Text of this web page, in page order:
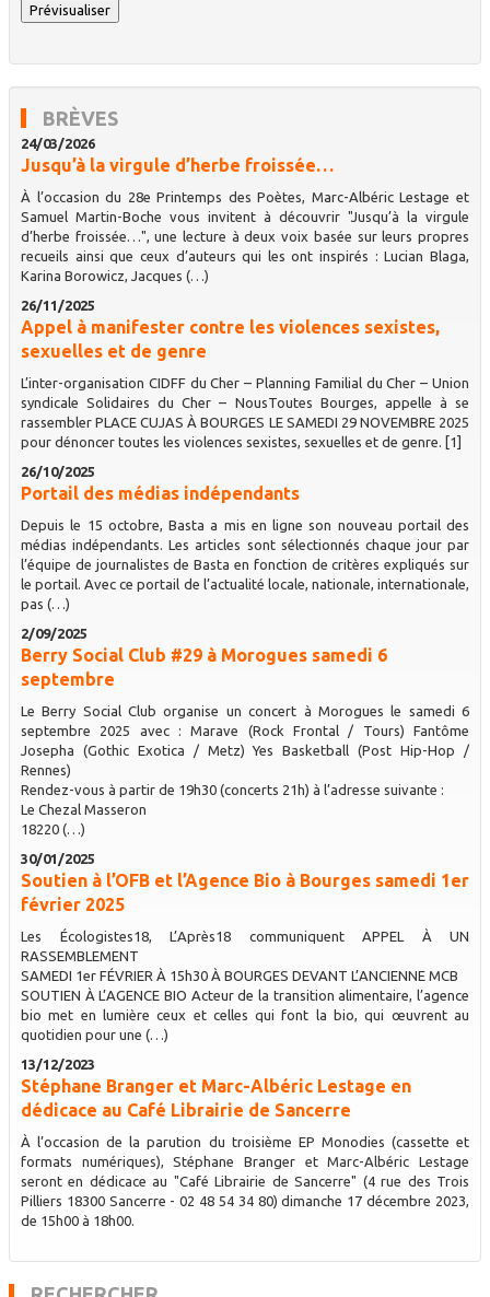
BRÈVES
24/03/2026
Jusqu’à la virgule d’herbe froissée…
À l’occasion du 28e Printemps des Poètes, Marc-Albéric Lestage et
Samuel Martin-Boche vous invitent à découvrir "Jusqu’à la virgule
d’herbe froissée…", une lecture à deux voix basée sur leurs propres
recueils ainsi que ceux d’auteurs qui les ont inspirés : Lucian Blaga,
Karina Borowicz, Jacques (…)
26/11/2025
Appel à manifester contre les violences sexistes,
sexuelles et de genre
L’inter-organisation CIDFF du Cher – Planning Familial du Cher – Union
syndicale Solidaires du Cher – NousToutes Bourges, appelle à se
rassembler PLACE CUJAS À BOURGES LE SAMEDI 29 NOVEMBRE 2025
pour dénoncer toutes les violences sexistes, sexuelles et de genre. [1]
26/10/2025
Portail des médias indépendants
Depuis le 15 octobre, Basta a mis en ligne son nouveau portail des
médias indépendants. Les articles sont sélectionnés chaque jour par
l’équipe de journalistes de Basta en fonction de critères expliqués sur
le portail. Avec ce portail de l’actualité locale, nationale, internationale,
pas (…)
2/09/2025
Berry Social Club #29 à Morogues samedi 6
septembre
Le Berry Social Club organise un concert à Morogues le samedi 6
septembre 2025 avec : Marave (Rock Frontal / Tours) Fantôme
Josepha (Gothic Exotica / Metz) Yes Basketball (Post Hip-Hop /
Rennes)
Rendez-vous à partir de 19h30 (concerts 21h) à l’adresse suivante :
Le Chezal Masseron
18220 (…)
30/01/2025
Soutien à l’OFB et l’Agence Bio à Bourges samedi 1er
février 2025
Les Écologistes18, L’Après18 communiquent APPEL À UN
RASSEMBLEMENT
SAMEDI 1er FÉVRIER À 15h30 À BOURGES DEVANT L’ANCIENNE MCB
SOUTIEN À L’AGENCE BIO Acteur de la transition alimentaire, l’agence
bio met en lumière ceux et celles qui font la bio, qui œuvrent au
quotidien pour une (…)
13/12/2023
Stéphane Branger et Marc-Albéric Lestage en
dédicace au Café Librairie de Sancerre
À l’occasion de la parution du troisième EP Monodies (cassette et
formats numériques), Stéphane Branger et Marc-Albéric Lestage
seront en dédicace au "Café Librairie de Sancerre" (4 rue des Trois
Pilliers 18300 Sancerre - 02 48 54 34 80) dimanche 17 décembre 2023,
de 15h00 à 18h00.